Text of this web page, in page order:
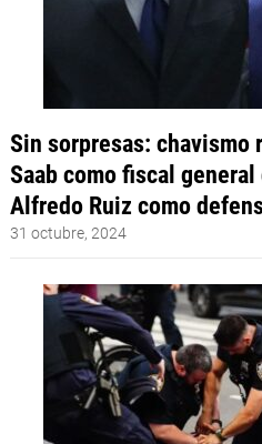
Sin sorpresas: chavismo
Saab como fiscal
Alfredo Ruiz como
31 octubre, 2024